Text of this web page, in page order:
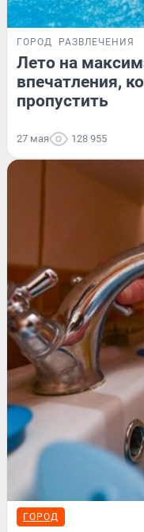
ГОРОД РАЗВЛЕЧЕНИЯ
Лето на
впечатления,
пропустить
27 мая 128 955
ГОРОД